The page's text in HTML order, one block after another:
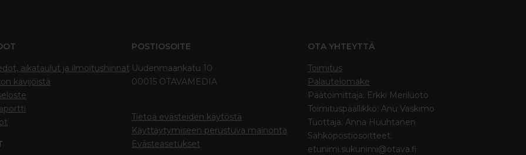
aikataulut ja ilmoitushinnat
kävijöistä
POSTIOSOITE
Uudenmaankatu 10
00015 OTAVAMEDIA
Tietoa evästeiden käytöstä
Käyttäytymiseen perustuva mainonta
Evästeasetukset
OTA YHTEYTTÄ
Toimitus
Palautelomake
Päätoimittaja: Erkki Meriluoto
Toimituspäällikkö: Anu Vaskimo
Tuottaja: Anna Huuhtanen
Sähköpostiosoitteet:
etunimi.sukunimi@otava.fi